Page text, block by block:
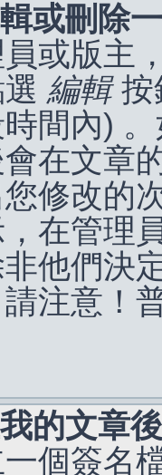
或刪除
或版主
編輯按
間內)
在文章
修改的
在管理
他們決
注意！
的文章
個簽名